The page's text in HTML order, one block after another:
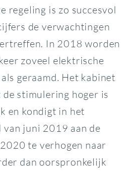
regeling is zo succesvol
de verwachtingen
In 2018 worden
zoveel elektrische
geraamd. Het kabinet
stimulering hoger is
en kondigt in het
van juni 2019 aan de
te verhogen naar
dan oorspronkelijk